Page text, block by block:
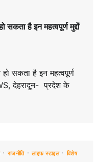
है इन महत्वपूर्ण मुद्दों
सकता है इन महत्वपूर्ण
देहरादून- प्रदेश के
राजनीति लाइफ स्टाइल विशेष